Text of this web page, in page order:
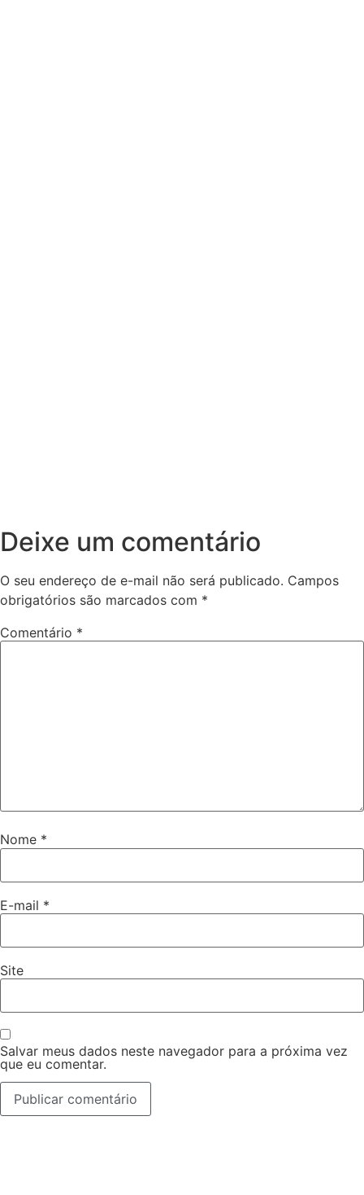
Deixe um comentário
O seu endereço de e-mail não será publicado. Campos
obrigatórios são marcados com *
Comentário *
Nome *
E-mail *
Site
Salvar meus dados neste navegador para a próxima vez
que eu comentar.